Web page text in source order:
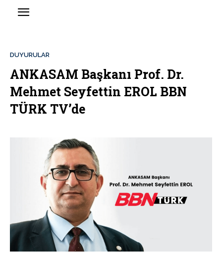
DUYURULAR
ANKASAM Başkanı Prof. Dr.
Mehmet Seyfettin EROL BBN
TÜRK TV’de